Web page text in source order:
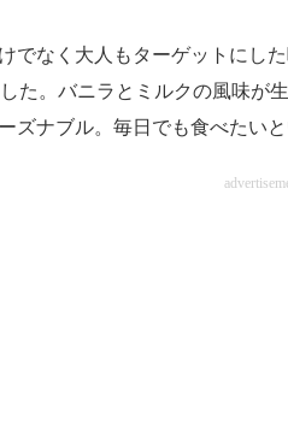
でなく大人もターゲットにし
た。バニラとミルクの風味が
ズナブル。毎日でも食べたい